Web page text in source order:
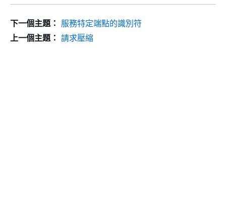
下一個主題： 服務特定端點的識別符
上一個主題： 請求壓縮